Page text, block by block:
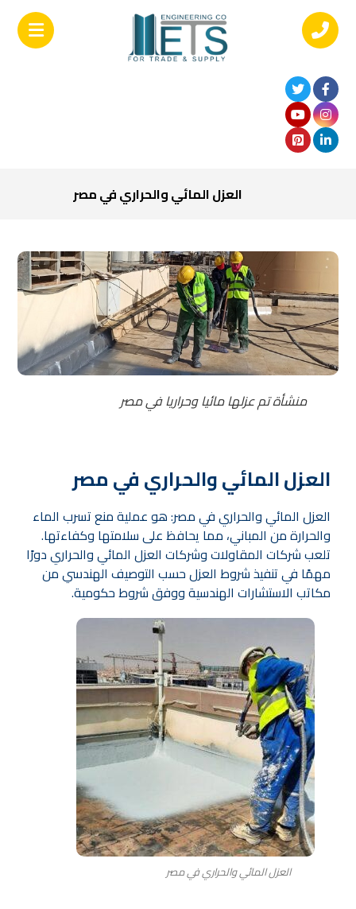
العزل المائي والحراري في مصر
منشأة تم عزلها مائيا وحراريا في مصر
العزل المائي والحراري في مصر
العزل المائي والحراري في مصر: هو عملية منع تسرب الماء
والحرارة من المباني، مما يحافظ على سلامتها وكفاءتها.
تلعب شركات المقاولات وشركات العزل المائي والحراري دورًا
مهمًا في تنفيذ شروط العزل حسب التوصيف الهندسي من
مكاتب الاستشارات الهندسية ووفق شروط حكومية.
العزل المائي والحراري في مصر